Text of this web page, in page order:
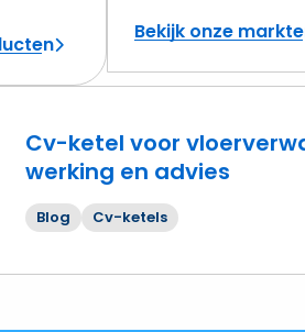
Bekijk onze
Cv-ketel voor
werking en advies
Blog Cv-ketels